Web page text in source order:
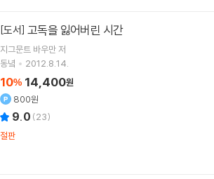
[도서] 고독을 잃어버린 시간
지그문트 바우만저
동녘
2012.8.14.
10% 14,400원
800원
9.0 (23)
절판